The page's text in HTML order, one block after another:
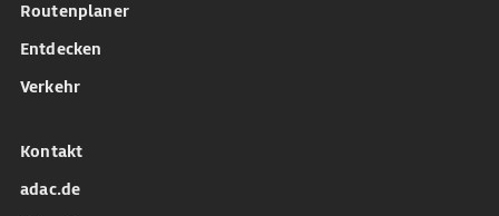
Routenplaner
Entdecken
Verkehr
Kontakt
adac.de